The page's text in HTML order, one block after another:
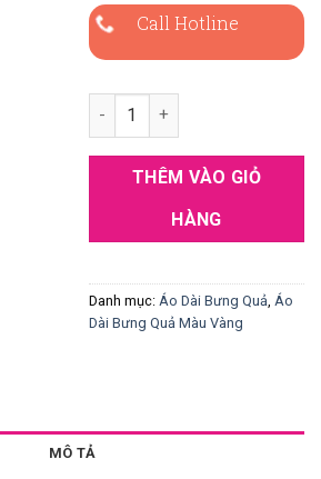
Call Hotline
Áo Dài Bưng Quả Cách Tân
THÊM VÀO GIỎ
HÀNG
Danh mục: Áo Dài Bưng Quả Áo
Dài Bưng Quả Màu Vàng
MÔ TẢ